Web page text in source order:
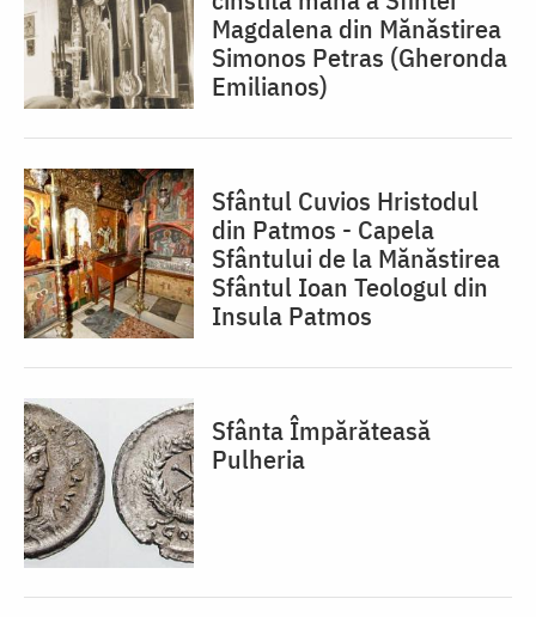
Magdalena din Mănăstirea
Simonos Petras (Gheronda
Emilianos)
Sfântul Cuvios Hristodul
din Patmos - Capela
Sfântului de la Mănăstirea
Sfântul Ioan Teologul din
Insula Patmos
Sfânta Împărăteasă
Pulheria